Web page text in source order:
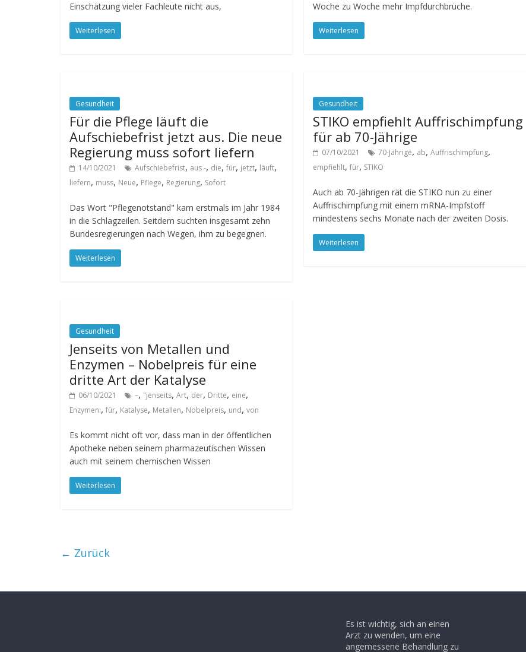
Einschätzung vieler Fachleute nicht aus,
Weiterlesen
Woche zu Woche mehr Impfdurchbrüche.
Weiterlesen
Gesundheit
Für die Pflege läuft die
Aufschiebefrist jetzt aus. Die neue
Regierung muss sofort liefern
14/10/2021 Aufschiebefrist, aus -, die, für, jetzt, läuft,
liefern, muss, Neue, Pflege, Regierung, Sofort
Das Wort "Pflegenotstand" kam erstmals im Jahr 1984
in die Schlagzeilen. Seitdem suchten insgesamt zehn
Bundesregierungen nach Wegen, ihm zu begegnen.
Weiterlesen
Gesundheit
STIKO empfiehlt Auffrischimpfung
für ab 70-Jährige
07/10/2021 70-Jährige, ab,Auffrischimpfung,
empfiehlt,für, STIKO
Auch ab 70-Jährigen rät die STIKO nun zu einer
Auffrischimpfung mit einem mRNA-Impfstoff
mindestens sechs Monate nach der zweiten Dosis.
Weiterlesen
Gesundheit
Jenseits von Metallen und
Enzymen – Nobelpreis für eine
dritte Art der Katalyse
06/10/2021 –, "jenseits, Art, der, Dritte, eine,
Enzymen:, für, Katalyse, Metallen, Nobelpreis, und, von
Es kommt nicht oft vor, dass man in der öffentlichen
Apotheke neben seinem pharmazeutischen Wissen
auch mit seinem chemischen Wissen
Weiterlesen
← Zurück
Es ist wichtig, sich an einen
Arzt zu wenden, um eine
angemessene Behandlung zu